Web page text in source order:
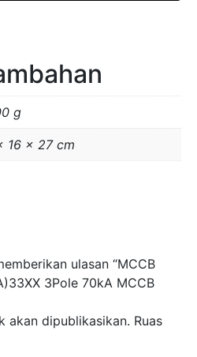
g
16 × 27 cm
ulasan “MCCB
3Pole 70kA MCCB
akan dipublikasikan. Ruas